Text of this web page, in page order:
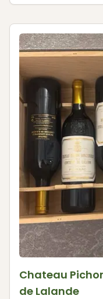
Chateau
de Lalande